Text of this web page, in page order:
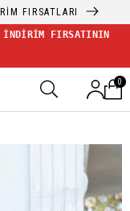
FIRSATLARI
İNDİRİM FIRSATININ
0